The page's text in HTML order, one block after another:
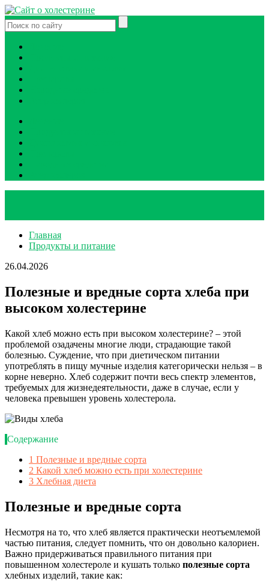
Главная
Продукты и питание
26.04.2026
Полезные и вредные сорта хлеба при
высоком холестерине
Какой хлеб можно есть при высоком холестерине? – этой
проблемой озадачены многие люди, страдающие такой
болезнью. Суждение, что при диетическом питании
употреблять в пищу мучные изделия категорически нельзя – в
корне неверно. Хлеб содержит почти весь спектр элементов,
требуемых для жизнедеятельности, даже в случае, если у
человека превышен уровень холестерола.
Содержание
1 Полезные и вредные сорта
2 Какой хлеб можно есть при холестерине
3 Хлебная диета
Полезные и вредные сорта
Несмотря на то, что хлеб является практически неотъемлемой
частью питания, следует помнить, что он довольно калориен.
Важно придерживаться правильного питания при
повышенном холестероле и кушать только полезные сорта
хлебных изделий, такие как: